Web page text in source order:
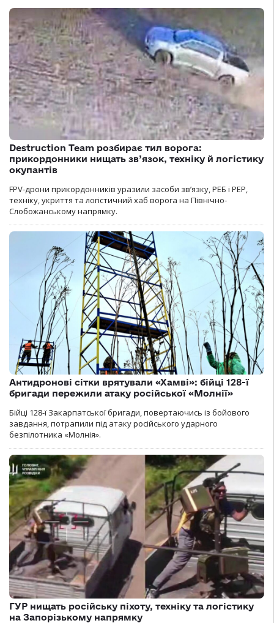
Destruction Team розбирає тил ворога:
прикордонники нищать зв’язок, техніку й логістику
окупантів
FPV-дрони прикордонників уразили засоби зв’язку, РЕБ і РЕР,
техніку, укриття та логістичний хаб ворога на Північно-
Слобожанському напрямку.
Антидронові сітки врятували «Хамві»: бійці 128-ї
бригади пережили атаку російської «Молнії»
Бійці 128-ї Закарпатської бригади, повертаючись із бойового
завдання, потрапили під атаку російського ударного
безпілотника «Молнія».
ГУР нищать російську піхоту, техніку та логістику
на Запорізькому напрямку